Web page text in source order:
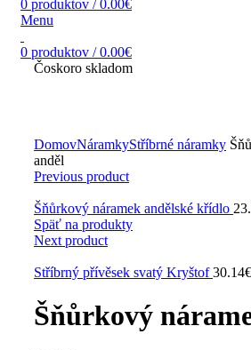
0 produktov / 0.00€
Menu
0 produktov / 0.00€
Čoskoro skladom
DomovNáramkyStříbrné náramky
anděl
Previous product
Šňůrkový náramek andělské křídlo
Späť na produkty
Next product
Stříbrný přívěsek svatý Kryštof30.14€
Šňůrkový